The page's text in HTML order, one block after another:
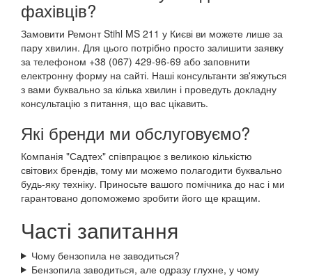
фахівців?
Замовити Ремонт Stihl MS 211 у Києві ви можете лише за
пару хвилин. Для цього потрібно просто залишити заявку
за телефоном +38 (067) 429-96-69 або заповнити
електронну форму на сайті. Наші консультанти зв'яжуться
з вами буквально за кілька хвилин і проведуть докладну
консультацію з питання, що вас цікавить.
Які бренди ми обслуговуємо?
Компанія "Садтех" співпрацює з великою кількістю
світових брендів, тому ми можемо полагодити буквально
будь-яку техніку. Приносьте вашого помічника до нас і ми
гарантовано допоможемо зробити його ще кращим.
Часті запитання
Чому бензопила не заводиться?
Бензопила заводиться, але одразу глухне, у чому